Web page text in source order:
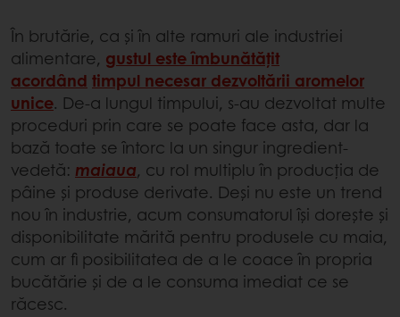
În brutărie, ca și în alte ramuri ale industriei
alimentare, gustul este îmbunătățit
acordând timpul necesar dezvoltării aromelor
unice. De-a lungul timpului, s-au dezvoltat multe
proceduri prin care se poate face asta, dar la
bază toate se întorc la un singur ingredient-
vedetă: maiaua, cu rol multiplu în producția de
pâine și produse derivate. Deși nu este un trend
nou în industrie, acum consumatorul își dorește și
disponibilitate mărită pentru produsele cu maia,
cum ar fi posibilitatea de a le coace în propria
bucătărie și de a le consuma imediat ce se
răcesc.